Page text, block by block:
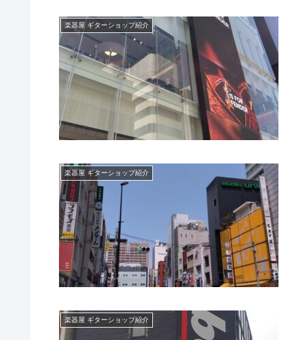
楽器屋 ギターショップ紹介
楽器屋 ギターショップ紹介
楽器屋 ギターショップ紹介